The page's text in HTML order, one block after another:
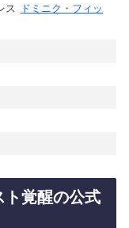
ス
ドミニク・フィッ
ト覚醒の公式